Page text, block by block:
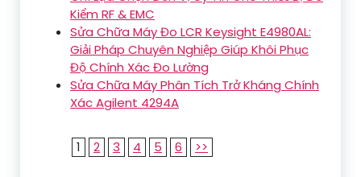
Kiểm RF & EMC
Sửa Chữa Máy Đo LCR Keysight E4980AL:
Giải Pháp Chuyên Nghiệp Giúp Khôi Phục
Độ Chính Xác Đo Lường
Sửa Chữa Máy Phân Tích Trở Kháng Chính
Xác Agilent 4294A
1 2 3 4 5 6 >>